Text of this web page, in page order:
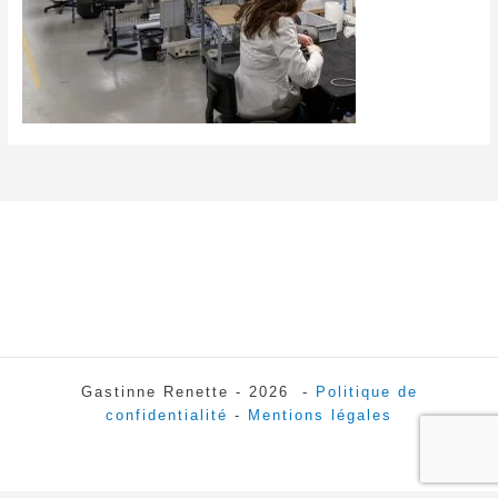
Gastinne Renette - 2026 -
Politique de
confidentialité - Mentions légales